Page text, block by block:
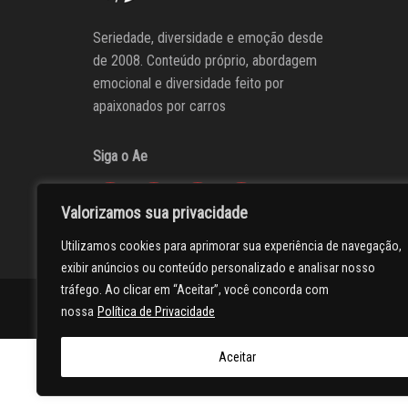
Valorizamos sua privacidade
Utilizamos cookies para aprimorar sua experiência de navegação,
exibir anúncios ou conteúdo personalizado e analisar nosso
tráfego. Ao clicar em “Aceitar”, você concorda com
nossa Política de Privacidade
Aceitar
Seriedade, diversidade e emoção desde
de 2008. Conteúdo próprio, abordagem
emocional e diversidade feito por
apaixonados por carros
Siga o Ae
AUTOentusiastas Editores